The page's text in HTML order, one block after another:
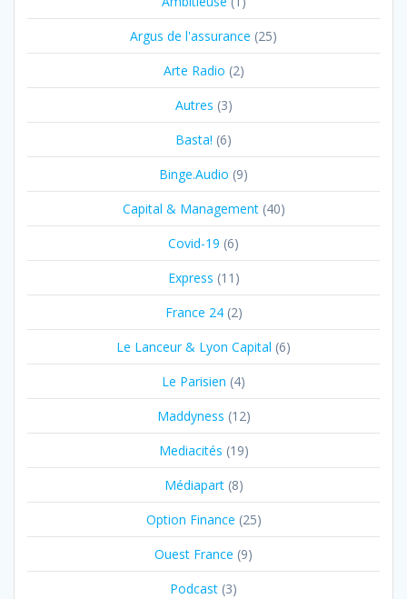
Argus de l'assurance (25)
Arte Radio (2)
Autres (3)
Basta! (6)
Binge.Audio (9)
Capital & Management(40)
Covid-19 (6)
Express (11)
France 24(2)
Le Lanceur & Lyon Capital (6)
Le Parisien (4)
Maddyness (12)
Mediacités (19)
Médiapart(8)
Option Finance (25)
Ouest France (9)
Podcast (3)